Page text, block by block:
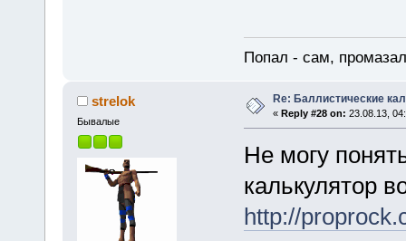
Попал - сам,
strelok
Бывалые
Re: Баллистические
« Reply #28 on: 23.08.13,
Не могу
калькулятор
http://